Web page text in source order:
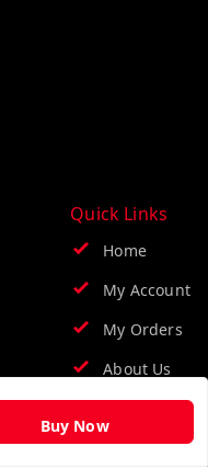
Buy Now
Quick Links
Home
My Account
My Orders
About Us